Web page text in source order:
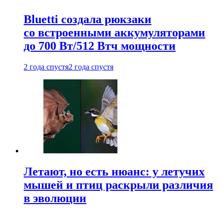
Bluetti создала рюкзаки
со встроенными аккумуляторами
до 700 Вт/512 Втч мощности
2 года спустя2 года спустя
Летают, но есть нюанс: у летучих
мышей и птиц раскрыли различия
в эволюции